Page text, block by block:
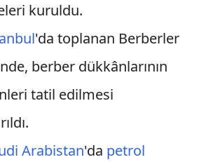
kuruldu.
'da toplanan Berberler
berber dükkânlarının
tatil edilmesi
Arabistan'da petrol